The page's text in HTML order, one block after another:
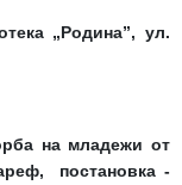
„Родина”, ул.
на младежи от
постановка -